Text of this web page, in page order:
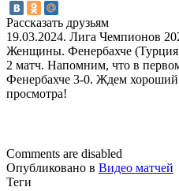
Рассказать друзьям
19.03.2024. Лига Чемпионов
Женщины. Фенербахче
2 матч. Напомним, что в
Фенербахче 3-0. Ждем
просмотра!
Comments are disabled
Опубликовано в Видео матчей
Теги